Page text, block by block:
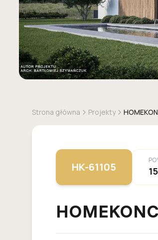
Strona główna Projekty
HK-61105